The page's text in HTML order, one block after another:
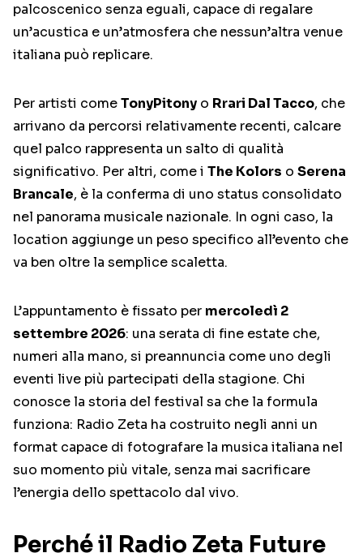
palcoscenico senza eguali, capace di regalare
un’acustica e un’atmosfera che nessun’altra venue
italiana può replicare.
Per artisti comeTonyPitony o Rrari Dal Tacco, che
arrivano da percorsi relativamente recenti, calcare
quel palco rappresenta un salto di qualità
significativo. Per altri, come i The Kolors o Serena
Brancale, è la conferma di uno status consolidato
nel panorama musicale nazionale. In ogni caso, la
location aggiunge un peso specifico all’evento che
va ben oltre la semplice scaletta.
L’appuntamento è fissato per mercoledì 2
settembre 2026: una serata di fine estate che,
numeri alla mano, si preannuncia come uno degli
eventi live più partecipati della stagione. Chi
conosce la storia del festival sa che la formula
funziona: Radio Zeta ha costruito negli anni un
format capace di fotografare la musica italiana nel
suo momento più vitale, senza mai sacrificare
l’energia dello spettacolo dal vivo.
Perché il Radio Zeta Future